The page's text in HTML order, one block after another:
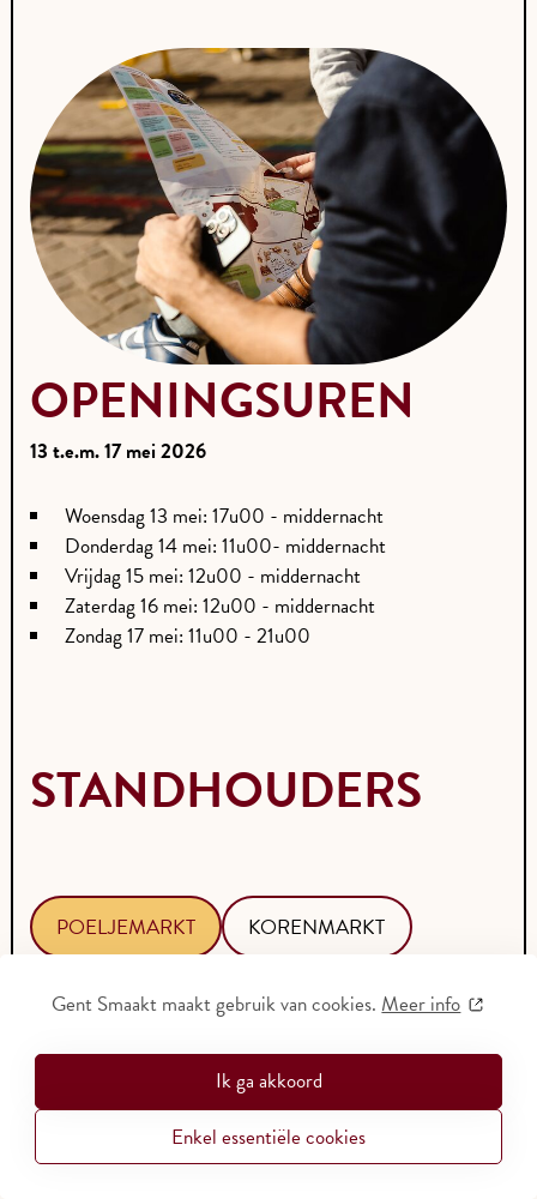
Gent Smaakt maakt gebruik van cookies.Meer info
Ik ga akkoord
Enkel essentiële cookies
OPENINGSUREN
13 t.e.m. 17 mei 2026
Woensdag 13 mei: 17u00 - middernacht
Donderdag 14 mei: 11u00- middernacht
Vrijdag 15 mei: 12u00 - middernacht
Zaterdag 16 mei: 12u00 - middernacht
Zondag 17 mei: 11u00 - 21u00
STANDHOUDERS
POELJEMARKT KORENMARKT
STADSHAL
GOUDENLEEUWPLEIN / KLEIN TURKIJE
VARKBALLS & GLORY